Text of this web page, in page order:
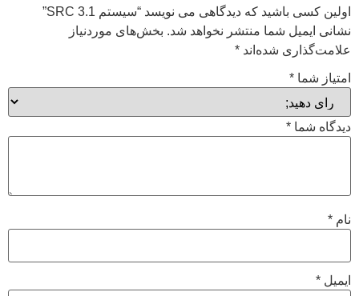
اولین کسی باشید که دیدگاهی می نویسد “سیستم SRC 3.1”
نشانی ایمیل شما منتشر نخواهد شد. بخش‌های موردنیاز
علامت‌گذاری شده‌اند *
امتیاز شما *
دیدگاه شما *
نام *
ایمیل *